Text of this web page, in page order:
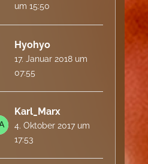
um 15:50
Hyohyo
17. Januar 2018 um
07:55
Karl_Marx
4. Oktober 2017 um
17:53